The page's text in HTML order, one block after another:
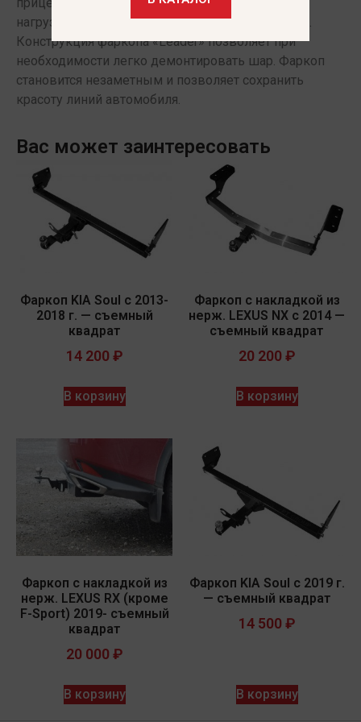
нагрузке на шар 75кг.(сертификат соответствия).
Конструкция фаркопа «Leader» позволяет при
необходимости легко демонтировать шар. Фаркоп
становится незаметным и позволяет сохранить
красоту линий автомобиля.
Вас может заинтересовать
Фаркоп KIA Soul с 2013-
2018 г. — съемный
квадрат
14 200 ₽
В корзину
Фаркоп с накладкой из
нерж. LEXUS NX с 2014 —
съемный квадрат
20 200 ₽
В корзину
Фаркоп с накладкой из
нерж. LEXUS RX (кроме
F-Sport) 2019- съемный
квадрат
20 000 ₽
В корзину
Фаркоп KIA Soul с 2019 г.
— съемный квадрат
14 500 ₽
В корзину